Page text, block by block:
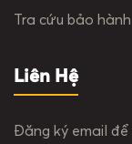
Tra cứu bảo hành
Liên Hệ
Đăng ký email